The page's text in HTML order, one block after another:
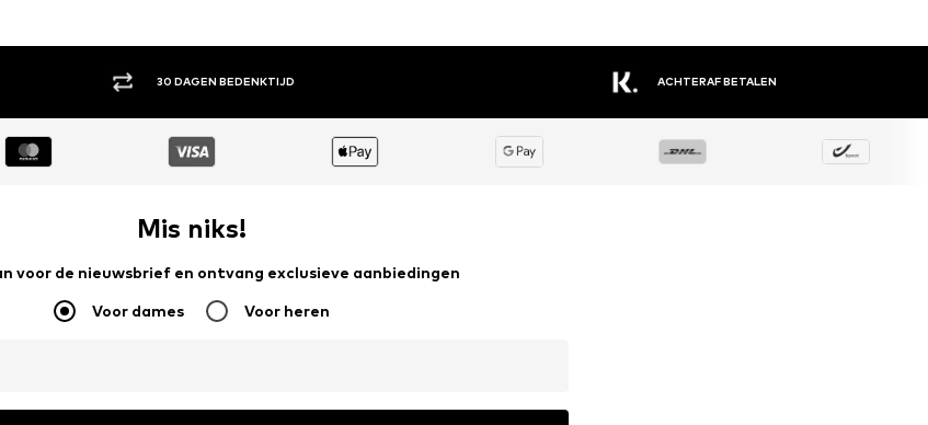
ACHTERAF BETALEN EEN GROOT ASSORTIMENT AAN MERKEN
Mis niks!
voor de nieuwsbrief en ontvang exclusieve aanbiedingen
Voor dames Voor heren